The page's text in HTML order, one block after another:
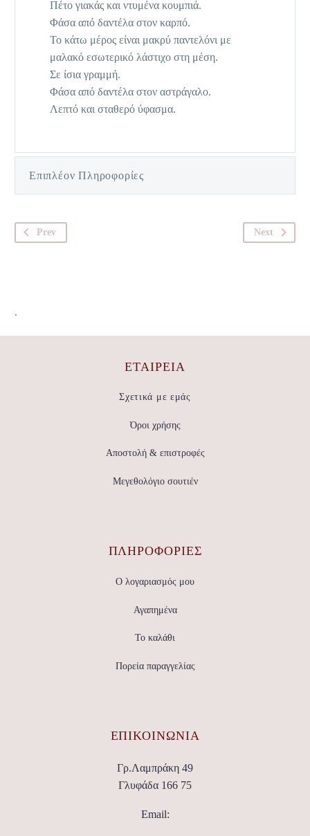
Πέτο γιακάς και ντυμένα κουμπιά.
Φάσα από δαντέλα στον καρπό.
Το κάτω μέρος είναι μακρύ παντελόνι με
μαλακό εσωτερικό λάστιχο στη μέση.
Σε ίσια γραμμή.
Φάσα από δαντέλα στον αστράγαλο.
Λεπτό και σταθερό ύφασμα.
Επιπλέον Πληροφορίες
Prev Next
.
ΕΤΑΙΡΕΊΑ
Σχετικά με εμάς
Όροι χρήσης
Αποστολή & επιστροφές
Μεγεθολόγιο σουτιέν
ΠΛΗΡΟΦΟΡΙΕΣ
Ο λογαριασμός μου
Αγαπημένα
Το καλάθι
Πορεία παραγγελίας
ΕΠΙΚΟΙΝΩΝΊΑ
Γρ.Λαμπράκη 49
Γλυφάδα 166 75
Email: